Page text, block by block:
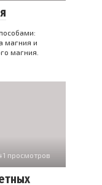
магния и
магния.
просмотров